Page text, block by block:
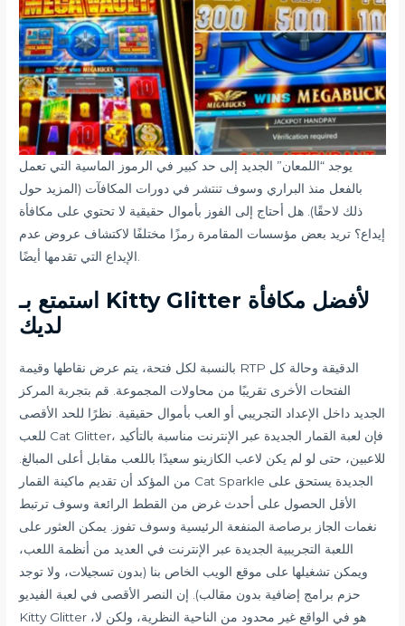
يوجد “اللمعان” الجديد إلى حد كبير في الرموز الماسية التي تعمل
بالفعل منذ البراري وسوف تنتشر في دورات المكافآت (المزيد حول
ذلك لاحقًا). هل أحتاج إلى الفوز بأموال حقيقية لا تحتوي على مكافأة
إيداع؟ تريد بعض مؤسسات المقامرة رمزًا مختلفًا لاكتشاف عروض عدم
الإيداع التي تقدمها أيضًا.
استمتع بـ Kitty Glitter لأفضل مكافأة
لديك
بالنسبة لكل فتحة، يتم عرض نقاطها وقيمة RTP الدقيقة وحالة كل
الفتحات الأخرى تقريبًا من محاولات المجموعة. قم بتجربة المركز
الجديد داخل الإعداد التجريبي أو العب بأموال حقيقية. نظرًا للحد الأقصى
للعب Cat Glitter، فإن لعبة القمار الجديدة عبر الإنترنت مناسبة بالتأكيد
للاعبين، حتى لو لم يكن لاعب الكازينو سعيدًا باللعب مقابل أعلى المبالغ.
من المؤكد أن تقديم ماكينة القمار Cat Sparkle الجديدة يستحق على
الأقل الحصول على أحدث غرض من القطط الرائعة وسوف ترتبط
نغمات الجاز برصاصة المنفعة الرئيسية وسوف تفوز. يمكن العثور على
اللعبة التجريبية الجديدة عبر الإنترنت في العديد من أنظمة اللعب،
ويمكن تشغيلها على موقع الويب الخاص بنا (بدون تسجيلات، ولا توجد
حزم برامج إضافية بدون مقالب). إن النصر الأقصى في لعبة الفيديو
Kitty Glitter هو في الواقع غير محدود من الناحية النظرية، ولكن لا،